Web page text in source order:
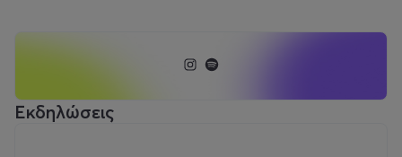
Εκδηλώσεις